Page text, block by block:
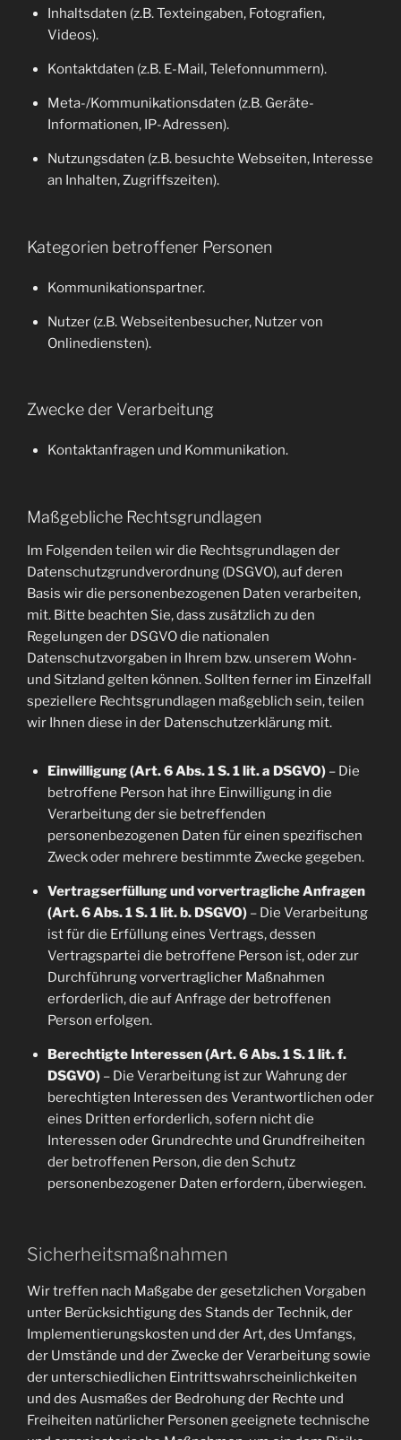
Inhaltsdaten (z.B. Texteingaben, Fotografien,
Videos).
Kontaktdaten (z.B. E-Mail, Telefonnummern).
Meta-/Kommunikationsdaten (z.B. Geräte-
Informationen, IP-Adressen).
Nutzungsdaten (z.B. besuchte Webseiten, Interesse
an Inhalten, Zugriffszeiten).
Kategorien betroffener Personen
Kommunikationspartner.
Nutzer (z.B. Webseitenbesucher, Nutzer von
Onlinediensten).
Zwecke der Verarbeitung
Kontaktanfragen und Kommunikation.
Maßgebliche Rechtsgrundlagen
Im Folgenden teilen wir die Rechtsgrundlagen der
Datenschutzgrundverordnung (DSGVO), auf deren
Basis wir die personenbezogenen Daten verarbeiten,
mit. Bitte beachten Sie, dass zusätzlich zu den
Regelungen der DSGVO die nationalen
Datenschutzvorgaben in Ihrem bzw. unserem Wohn-
und Sitzland gelten können. Sollten ferner im Einzelfall
speziellere Rechtsgrundlagen maßgeblich sein, teilen
wir Ihnen diese in der Datenschutzerklärung mit.
Einwilligung (Art. 6 Abs. 1 S. 1 lit. a DSGVO)– Die
betroffene Person hat ihre Einwilligung in die
Verarbeitung der sie betreffenden
personenbezogenen Daten für einen spezifischen
Zweck oder mehrere bestimmte Zwecke gegeben.
Vertragserfüllung und vorvertragliche Anfragen
(Art. 6 Abs. 1 S. 1 lit. b. DSGVO)– Die Verarbeitung
ist für die Erfüllung eines Vertrags, dessen
Vertragspartei die betroffene Person ist, oder zur
Durchführung vorvertraglicher Maßnahmen
erforderlich, die auf Anfrage der betroffenen
Person erfolgen.
Berechtigte Interessen (Art. 6 Abs. 1 S. 1 lit. f.
DSGVO)– Die Verarbeitung ist zur Wahrung der
berechtigten Interessen des Verantwortlichen oder
eines Dritten erforderlich, sofern nicht die
Interessen oder Grundrechte und Grundfreiheiten
der betroffenen Person, die den Schutz
personenbezogener Daten erfordern, überwiegen.
Sicherheitsmaßnahmen
Wir treffen nach Maßgabe der gesetzlichen Vorgaben
unter Berücksichtigung des Stands der Technik, der
Implementierungskosten und der Art, des Umfangs,
der Umstände und der Zwecke der Verarbeitung sowie
der unterschiedlichen Eintrittswahrscheinlichkeiten
und des Ausmaßes der Bedrohung der Rechte und
Freiheiten natürlicher Personen geeignete technische